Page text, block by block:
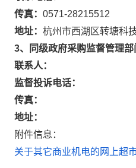
传真： 0571-28215512
地址： 杭州市西湖区转塘科
3、同级政府采购监督管理部
联系人：
监督投诉电话：
传真：
地址：
附件信息：
关于其它商业机电的网上超